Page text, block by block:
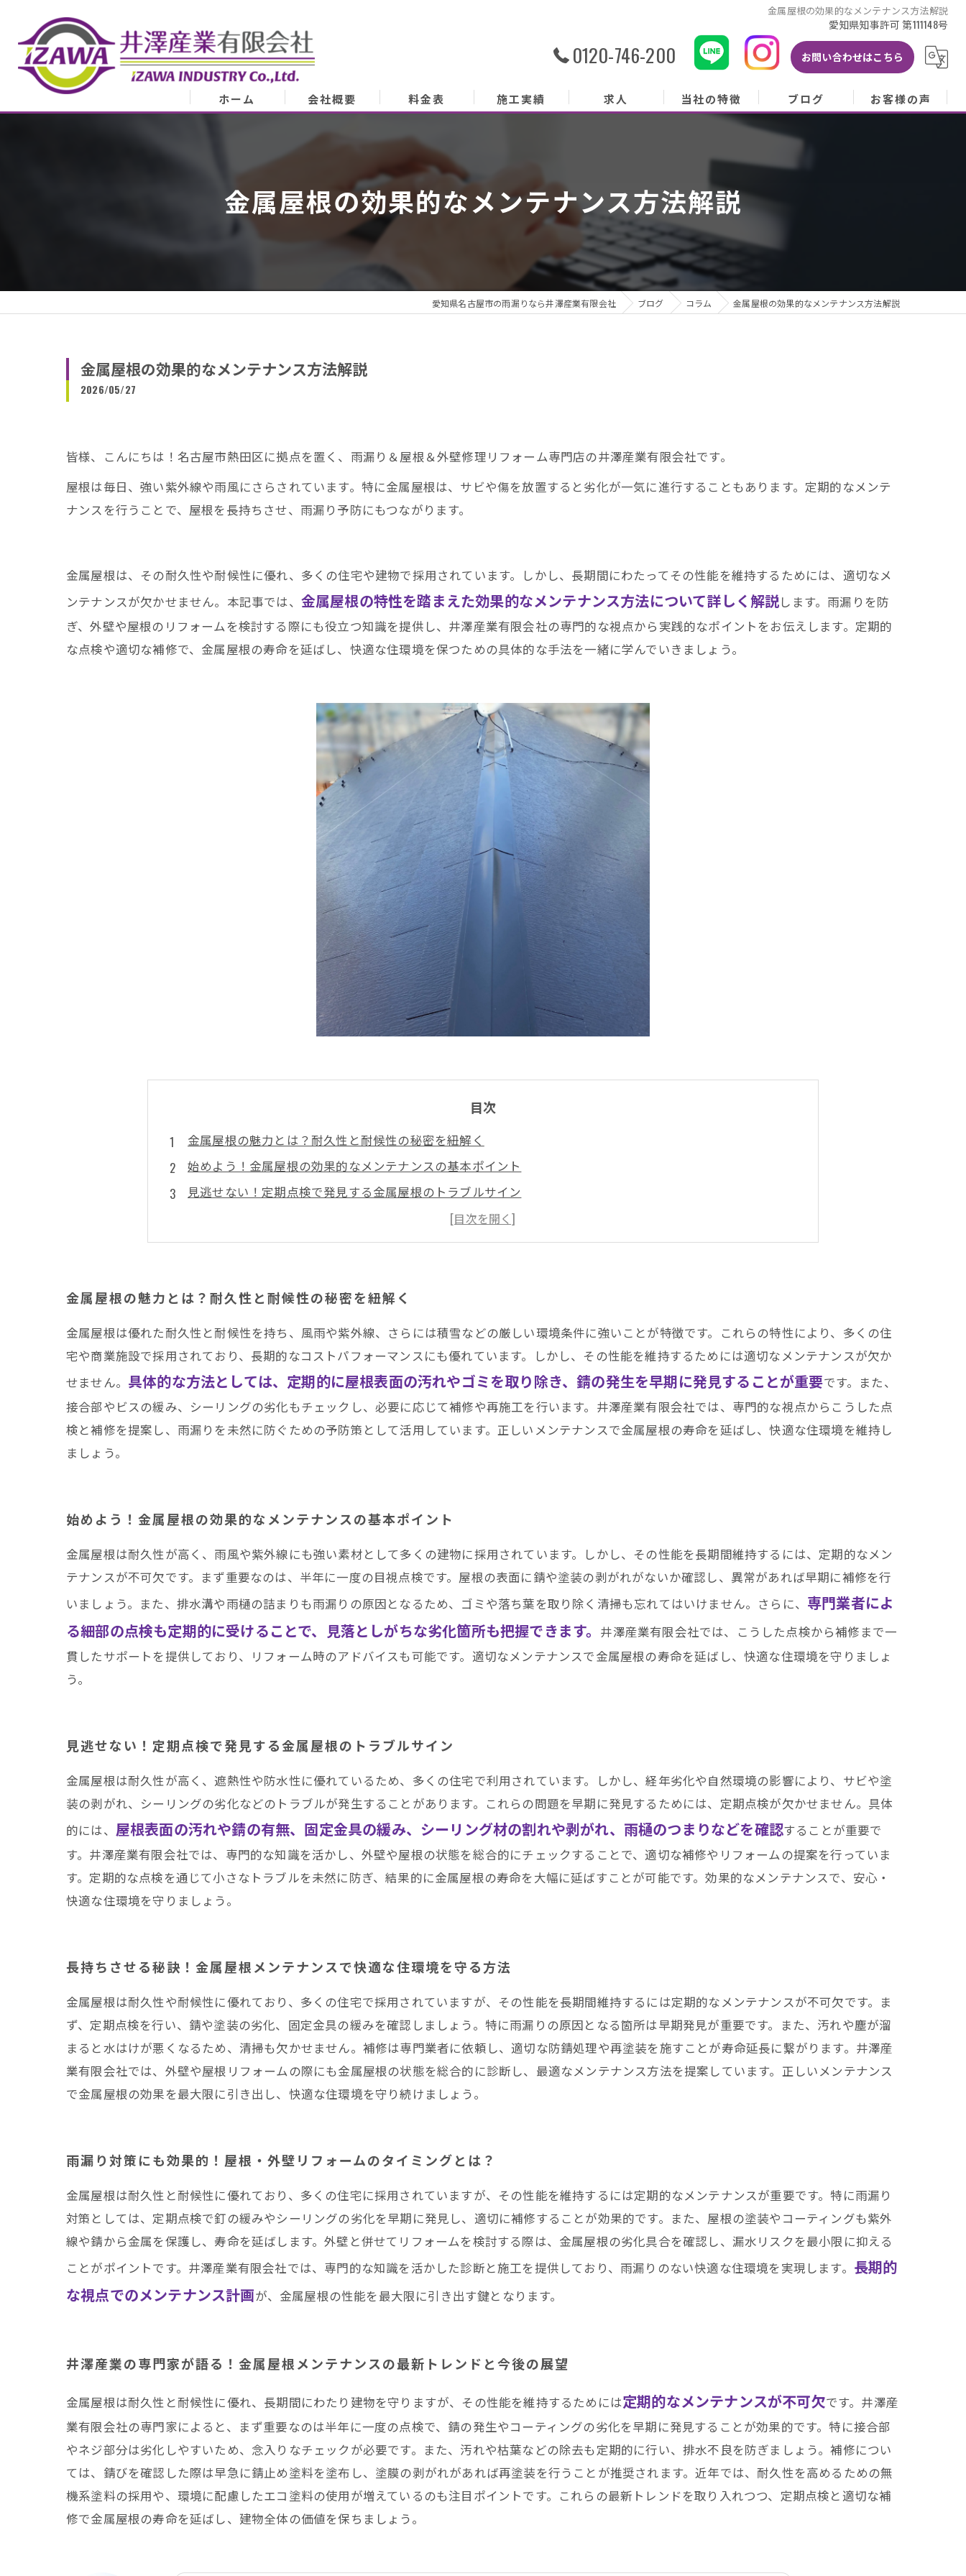
金属屋根の効果的なメンテナンス方法解説
愛知県知事許可 第111148号
0120-746-200 お問い合わせはこちら
ホーム 会社概要
会社概要
代表あいさつ
アクセス
料金表 施工実績 求人 当社の特徴
外壁
塗り替え
雨樋
修理
ブログ
ブログ
コラム
お客様の声
金属屋根の効果的なメンテナンス方法解説
愛知県名古屋市の雨漏りなら井澤産業有限会社 ブログ コラム 金属屋根の効果的なメンテナンス方法解説
金属屋根の効果的なメンテナンス方法解説
2026/05/27
皆様、こんにちは！名古屋市熱田区に拠点を置く、雨漏り＆屋根＆外壁修理リフォーム専門店の井澤産業有限会社です。
屋根は毎日、強い紫外線や雨風にさらされています。特に金属屋根は、サビや傷を放置すると劣化が一気に進行することもあります。定期的なメンテ
ナンスを行うことで、屋根を長持ちさせ、雨漏り予防にもつながります。
金属屋根は、その耐久性や耐候性に優れ、多くの住宅や建物で採用されています。しかし、長期間にわたってその性能を維持するためには、適切なメ
ンテナンスが欠かせません。本記事では、 金属屋根の特性を踏まえた効果的なメンテナンス方法について詳しく解説します。雨漏りを防
ぎ、外壁や屋根のリフォームを検討する際にも役立つ知識を提供し、井澤産業有限会社の専門的な視点から実践的なポイントをお伝えします。定期的
な点検や適切な補修で、金属屋根の寿命を延ばし、快適な住環境を保つための具体的な手法を一緒に学んでいきましょう。
目次
金属屋根の魅力とは？耐久性と耐候性の秘密を紐解く
始めよう！金属屋根の効果的なメンテナンスの基本ポイント
見逃せない！定期点検で発見する金属屋根のトラブルサイン
長持ちさせる秘訣！金属屋根メンテナンスで快適な住環境を守る方法
雨漏り対策にも効果的！屋根・外壁リフォームのタイミングとは？
まとめ
金属屋根の魅力とは？耐久性と耐候性の秘密を紐解く
金属屋根は優れた耐久性と耐候性を持ち、風雨や紫外線、さらには積雪などの厳しい環境条件に強いことが特徴です。これらの特性により、多くの住
宅や商業施設で採用されており、長期的なコストパフォーマンスにも優れています。しかし、その性能を維持するためには適切なメンテナンスが欠か
せません。 具体的な方法としては、定期的に屋根表面の汚れやゴミを取り除き、錆の発生を早期に発見することが重要です。また、
接合部やビスの緩み、シーリングの劣化もチェックし、必要に応じて補修や再施工を行います。井澤産業有限会社では、専門的な視点からこうした点
検と補修を提案し、雨漏りを未然に防ぐための予防策として活用しています。正しいメンテナンスで金属屋根の寿命を延ばし、快適な住環境を維持し
ましょう。
始めよう！金属屋根の効果的なメンテナンスの基本ポイント
金属屋根は耐久性が高く、雨風や紫外線にも強い素材として多くの建物に採用されています。しかし、その性能を長期間維持するには、定期的なメン
テナンスが不可欠です。まず重要なのは、半年に一度の目視点検です。屋根の表面に錆や塗装の剥がれがないか確認し、異常があれば早期に補修を行
いましょう。また、排水溝や雨樋の詰まりも雨漏りの原因となるため、ゴミや落ち葉を取り除く清掃も忘れてはいけません。さらに、 専門業者によ
る細部の点検も定期的に受けることで、見落としがちな劣化箇所も把握できます。 井澤産業有限会社では、こうした点検から補修まで一
貫したサポートを提供しており、リフォーム時のアドバイスも可能です。適切なメンテナンスで金属屋根の寿命を延ばし、快適な住環境を守りましょ
う。
見逃せない！定期点検で発見する金属屋根のトラブルサイン
金属屋根は耐久性が高く、遮熱性や防水性に優れているため、多くの住宅で利用されています。しかし、経年劣化や自然環境の影響により、サビや塗
装の剥がれ、シーリングの劣化などのトラブルが発生することがあります。これらの問題を早期に発見するためには、定期点検が欠かせません。具体
的には、 屋根表面の汚れや錆の有無、固定金具の緩み、シーリング材の割れや剥がれ、雨樋のつまりなどを確認することが重要で
す。井澤産業有限会社では、専門的な知識を活かし、外壁や屋根の状態を総合的にチェックすることで、適切な補修やリフォームの提案を行っていま
す。定期的な点検を通じて小さなトラブルを未然に防ぎ、結果的に金属屋根の寿命を大幅に延ばすことが可能です。効果的なメンテナンスで、安心・
快適な住環境を守りましょう。
長持ちさせる秘訣！金属屋根メンテナンスで快適な住環境を守る方法
金属屋根は耐久性や耐候性に優れており、多くの住宅で採用されていますが、その性能を長期間維持するには定期的なメンテナンスが不可欠です。ま
ず、定期点検を行い、錆や塗装の劣化、固定金具の緩みを確認しましょう。特に雨漏りの原因となる箇所は早期発見が重要です。また、汚れや塵が溜
まると水はけが悪くなるため、清掃も欠かせません。補修は専門業者に依頼し、適切な防錆処理や再塗装を施すことが寿命延長に繋がります。井澤産
業有限会社では、外壁や屋根リフォームの際にも金属屋根の状態を総合的に診断し、最適なメンテナンス方法を提案しています。正しいメンテナンス
で金属屋根の効果を最大限に引き出し、快適な住環境を守り続けましょう。
雨漏り対策にも効果的！屋根・外壁リフォームのタイミングとは？
金属屋根は耐久性と耐候性に優れており、多くの住宅に採用されていますが、その性能を維持するには定期的なメンテナンスが重要です。特に雨漏り
対策としては、定期点検で釘の緩みやシーリングの劣化を早期に発見し、適切に補修することが効果的です。また、屋根の塗装やコーティングも紫外
線や錆から金属を保護し、寿命を延ばします。外壁と併せてリフォームを検討する際は、金属屋根の劣化具合を確認し、漏水リスクを最小限に抑える
ことがポイントです。井澤産業有限会社では、専門的な知識を活かした診断と施工を提供しており、雨漏りのない快適な住環境を実現します。 長期的
な視点でのメンテナンス計画が、金属屋根の性能を最大限に引き出す鍵となります。
井澤産業の専門家が語る！金属屋根メンテナンスの最新トレンドと今後の展望
金属屋根は耐久性と耐候性に優れ、長期間にわたり建物を守りますが、その性能を維持するためには定期的なメンテナンスが不可欠です。井澤産
業有限会社の専門家によると、まず重要なのは半年に一度の点検で、錆の発生やコーティングの劣化を早期に発見することが効果的です。特に接合部
やネジ部分は劣化しやすいため、念入りなチェックが必要です。また、汚れや枯葉などの除去も定期的に行い、排水不良を防ぎましょう。補修につい
ては、錆びを確認した際は早急に錆止め塗料を塗布し、塗膜の剥がれがあれば再塗装を行うことが推奨されます。近年では、耐久性を高めるための無
機系塗料の採用や、環境に配慮したエコ塗料の使用が増えているのも注目ポイントです。これらの最新トレンドを取り入れつつ、定期点検と適切な補
修で金属屋根の寿命を延ばし、建物全体の価値を保ちましょう。